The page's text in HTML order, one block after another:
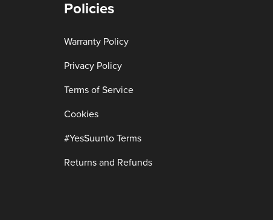
Policies
Warranty Policy
Privacy Policy
Terms of Service
Cookies
#YesSuunto Terms
Returns and Refunds